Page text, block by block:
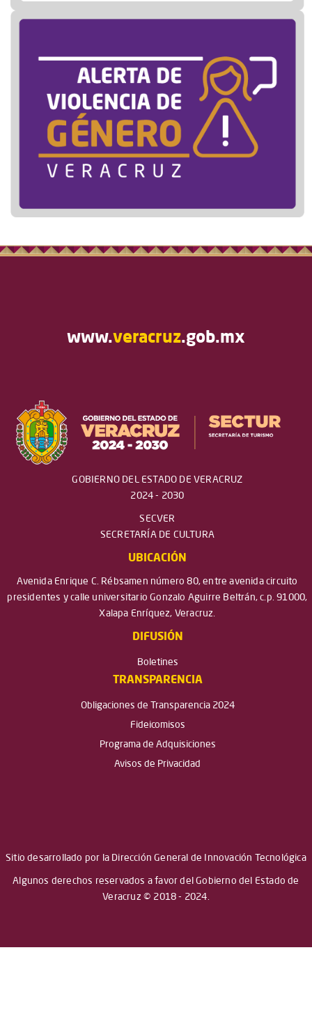
www.veracruz.gob.mx
GOBIERNO DEL ESTADO DE VERACRUZ
2024 - 2030
SECVER
SECRETARÍA DE CULTURA
UBICACIÓN
Avenida Enrique C. Rébsamen número 80, entre avenida circuito
presidentes y calle universitario Gonzalo Aguirre Beltrán, c.p. 91000,
Xalapa Enríquez, Veracruz.
DIFUSIÓN
Boletines
TRANSPARENCIA
Obligaciones de Transparencia 2024
Fideicomisos
Programa de Adquisiciones
Avisos de Privacidad
Sitio desarrollado por la Dirección General de Innovación Tecnológica
Algunos derechos reservados a favor del Gobierno del Estado de
Veracruz © 2018 - 2024.